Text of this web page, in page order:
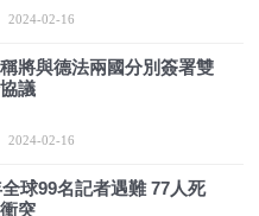
2024-02-16
將與德法兩國分別簽署雙
議
2024-02-16
球99名記者遇難 77人死
突